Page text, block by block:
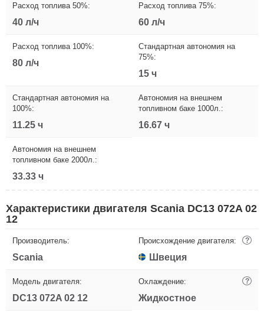
Расход топлива 50%:
40 л/ч
Расход топлива 75%:
60 л/ч
Расход топлива 100%:
80 л/ч
Стандартная автономия на
75%:
15 ч
Стандартная автономия на
100%:
11.25 ч
Автономия на внешнем
топливном баке 1000л.:
16.67 ч
Автономия на внешнем
топливном баке 2000л.:
33.33 ч
Характеристики двигателя Scania DC13 072A 02
12
Производитель:
Scania
Происхождение двигателя: ?
Швеция
Модель двигателя:
DC13 072A 02 12
Охлаждение: ?
Жидкостное